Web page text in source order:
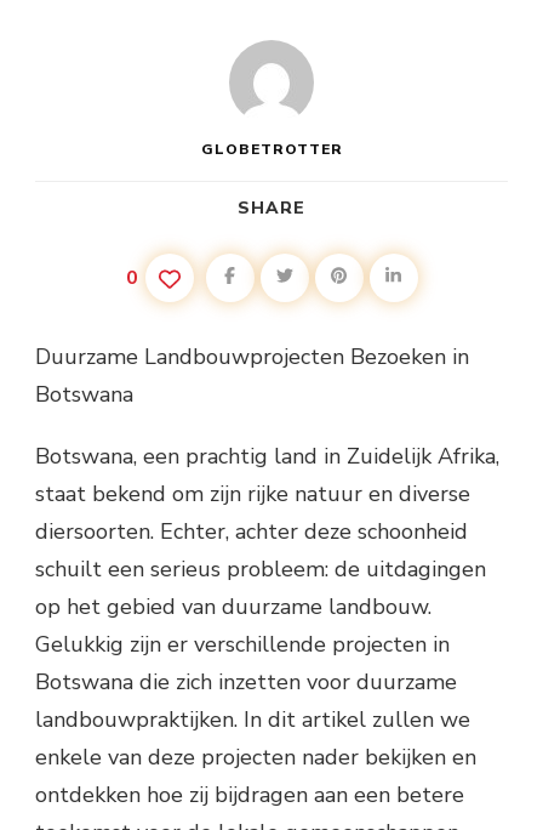
GLOBETROTTER
SHARE
0
Duurzame Landbouwprojecten Bezoeken in
Botswana
Botswana, een prachtig land in Zuidelijk Afrika,
staat bekend om zijn rijke natuur en diverse
diersoorten. Echter, achter deze schoonheid
schuilt een serieus probleem: de uitdagingen
op het gebied van duurzame landbouw.
Gelukkig zijn er verschillende projecten in
Botswana die zich inzetten voor duurzame
landbouwpraktijken. In dit artikel zullen we
enkele van deze projecten nader bekijken en
ontdekken hoe zij bijdragen aan een betere